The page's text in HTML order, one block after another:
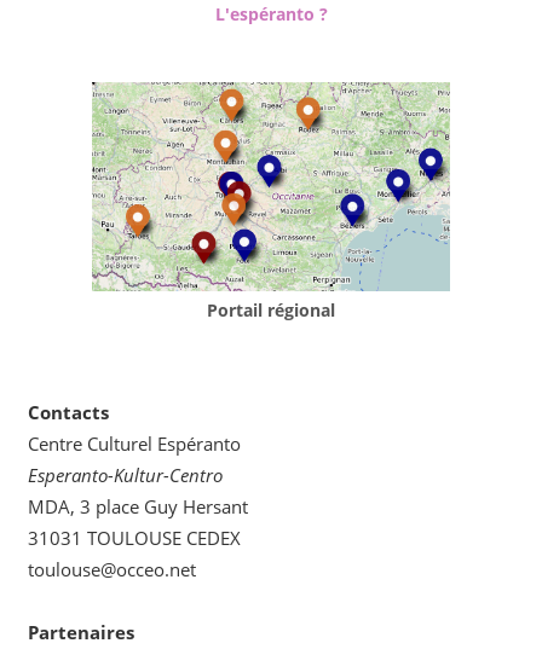
L'espéranto ?
Portail régional
Contacts
Centre Culturel Espéranto
Esperanto-Kultur-Centro
MDA, 3 place Guy Hersant
31031 TOULOUSE CEDEX
toulouse@occeo.net
Partenaires